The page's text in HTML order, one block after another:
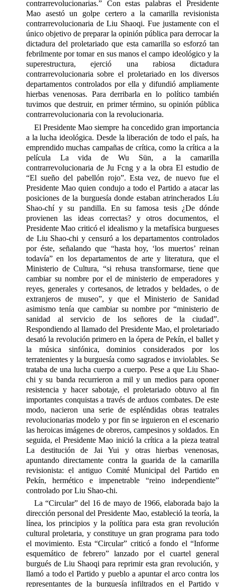
contrarrevolucionarias.” Con estas palabras el Presidente
Mao asestó un golpe certero a la camarilla revisionista
contrarrevolucionaria de Liu Shaoqi. Fue justamente con el
único objetivo de preparar la opinión pública para derrocar la
dictadura del proletariado que esta camarilla so esforzó tan
febrilmente por tomar en sus manos el campo ideológico y la
superestructura, ejerció una rabiosa dictadura
contrarrevolucionaria sobre el proletariado en los diversos
departamentos controlados por ella y difundió ampliamente
hierbas venenosas. Para derribarla en lo político también
tuvimos que destruir, en primer término, su opinión pública
contrarrevolucionaria con la revolucionaria.
El Presidente Mao siempre ha concedido gran importancia
a la lucha ideológica. Desde la liberación de todo el país, ha
emprendido muchas campañas de crítica, como la crítica a la
película La vida de Wu Sün, a la camarilla
contrarrevolucionaria de Ju Fcng y a la obra El estudio de
“El sueño del pabellón rojo”. Esta vez, de nuevo fue el
Presidente Mao quien condujo a todo el Partido a atacar las
posiciones de la burguesía donde estaban atrincherados Líu
Shao-chí y su pandilla. En su famosa tesis ¿De dónde
provienen las ideas correctas? y otros documentos, el
Presidente Mao criticó el idealismo y la metafísica burgueses
de Liu Shao-chi y censuró a los departamentos controlados
por éste, señalando que “hasta hoy, ‘los muertos’ reinan
todavía” en los departamentos de arte y literatura, que el
Ministerio de Cultura, “si rehusa transformarse, tiene que
cambiar su nombre por el de ministerio de emperadores y
reyes, generales y cortesanos, de letrados y beldades, o de
extranjeros de museo”, y que el Ministerio de Sanidad
asimismo tenía que cambiar su nombre por “ministerio de
sanidad al servicio de los señores de la ciudad”.
Respondiendo al llamado del Presidente Mao, el proletariado
desató la revolución primero en la ópera de Pekín, el ballet y
la música sinfónica, dominios considerados por los
terratenientes y la burguesía como sagrados e inviolables. Se
trataba de una lucha cuerpo a cuerpo. Pese a que Liu Shao-
chi y su banda recurrieron a mil y un medios para oponer
resistencia y hacer sabotaje, el proletariado obtuvo al fin
importantes conquistas a través de arduos combates. De este
modo, nacieron una serie de espléndidas obras teatrales
revolucionarias modelo y por fin se irguieron en el escenario
las heroicas imágenes de obreros, campesinos y soldados. En
seguida, el Presidente Mao inició la crítica a la pieza teatral
La destitución de Jai Yui y otras hierbas venenosas,
apuntando directamente contra la guarida de la camarilla
revisionista: el antiguo Comité Municipal del Partido en
Pekín, hermético e impenetrable “reino independiente”
controlado por Liu Shao-chi.
La “Circular” del 16 de mayo de 1966, elaborada bajo la
dirección personal del Presidente Mao, estableció la teoría, la
línea, los principios y la política para esta gran revolución
cultural proletaria, y constituye un gran programa para todo
el movimiento. Esta “Circular” criticó a fondo el “Informe
esquemático de febrero” lanzado por el cuartel general
burgués de Liu Shaoqi para reprimir esta gran revolución, y
llamó a todo el Partido y pueblo a apuntar el arco contra los
representantes de la burguesía infiltrados en el Partido y